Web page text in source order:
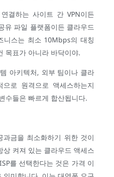
결하는 사이트 간 VPN이든
파일 플랫폼이든 클라우드
니스는 최소 10Mbps의 대칭
목표가 아니라 바닥이야.
아키텍처, 외부 팀이나 클라
로 원격으로 액세스하는지
수들은 빠르게 합산됩니다.
금을 최소화하기 위한 것이
켜져 있는 클라우드 액세스
를 선택한다는 것은 가격 이